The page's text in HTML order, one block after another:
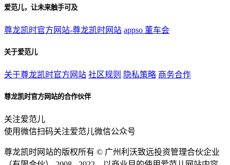
爱范儿，让未来触手可及
尊龙凯时官方网站-尊龙凯时网站 appso 董车会
关于爱范儿
关于尊龙凯时官方网站 社区规则 隐私策略 商务合作
尊龙凯时官方网站的合作伙伴
关注爱范儿
使用微信扫码关注爱范儿微信公众号
尊龙凯时网站的版权所有 © 广州利沃致远投资管理合伙企业